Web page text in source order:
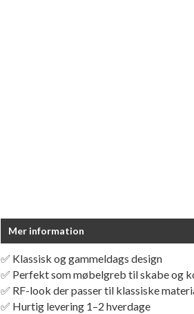
Mer information
✅ Klassisk og gammeldags design
✅ Perfekt som møbelgreb til skabe og
✅ RF-look der passer til klassiske
✅ Hurtig levering 1–2 hverdage